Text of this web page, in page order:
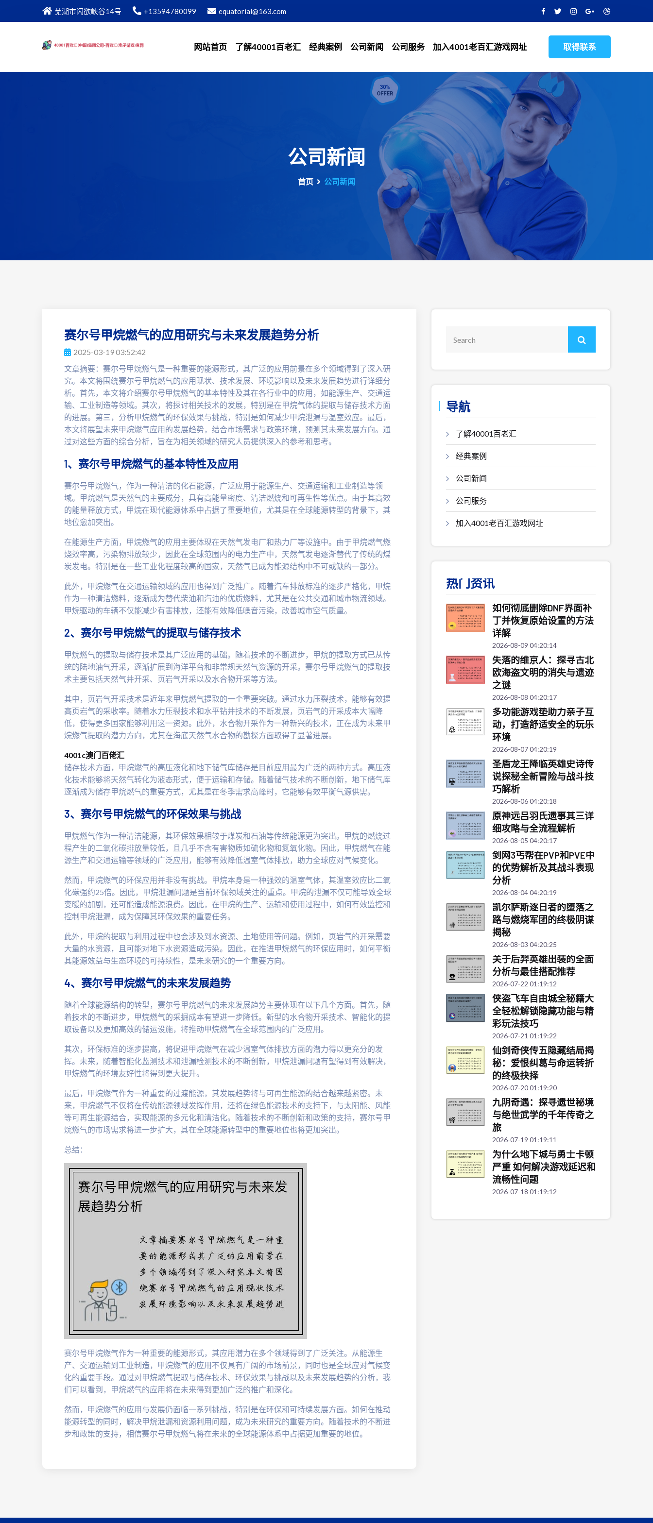
芜湖市闪欲峡谷14号 +13594780099 equatorial@163.com
网站首页 了解40001百老汇 经典案例 公司新闻 公司服务 加入4001老百汇游戏网址 取得联系
公司新闻
首页 公司新闻
赛尔号甲烷燃气的应用研究与未来发展趋势分析
2025-03-19 03:52:42
文章摘要：赛尔号甲烷燃气是一种重要的能源形式，其广泛的应用前景在多个领域得到了深入研
究。本文将围绕赛尔号甲烷燃气的应用现状、技术发展、环境影响以及未来发展趋势进行详细分
析。首先，本文将介绍赛尔号甲烷燃气的基本特性及其在各行业中的应用，如能源生产、交通运
输、工业制造等领域。其次，将探讨相关技术的发展，特别是在甲烷气体的提取与储存技术方面
的进展。第三，分析甲烷燃气的环保效果与挑战，特别是如何减少甲烷泄漏与温室效应。最后，
本文将展望未来甲烷燃气应用的发展趋势，结合市场需求与政策环境，预测其未来发展方向。通
过对这些方面的综合分析，旨在为相关领域的研究人员提供深入的参考和思考。
1、赛尔号甲烷燃气的基本特性及应用
赛尔号甲烷燃气，作为一种清洁的化石能源，广泛应用于能源生产、交通运输和工业制造等领
域。甲烷燃气是天然气的主要成分，具有高能量密度、清洁燃烧和可再生性等优点。由于其高效
的能量释放方式，甲烷在现代能源体系中占据了重要地位，尤其是在全球能源转型的背景下，其
地位愈加突出。
在能源生产方面，甲烷燃气的应用主要体现在天然气发电厂和热力厂等设施中。由于甲烷燃气燃
烧效率高，污染物排放较少，因此在全球范围内的电力生产中，天然气发电逐渐替代了传统的煤
炭发电。特别是在一些工业化程度较高的国家，天然气已成为能源结构中不可或缺的一部分。
此外，甲烷燃气在交通运输领域的应用也得到广泛推广。随着汽车排放标准的逐步严格化，甲烷
作为一种清洁燃料，逐渐成为替代柴油和汽油的优质燃料，尤其是在公共交通和城市物流领域。
甲烷驱动的车辆不仅能减少有害排放，还能有效降低噪音污染，改善城市空气质量。
2、赛尔号甲烷燃气的提取与储存技术
甲烷燃气的提取与储存技术是其广泛应用的基础。随着技术的不断进步，甲烷的提取方式已从传
统的陆地油气开采，逐渐扩展到海洋平台和非常规天然气资源的开采。赛尔号甲烷燃气的提取技
术主要包括天然气井开采、页岩气开采以及水合物开采等方法。
其中，页岩气开采技术是近年来甲烷燃气提取的一个重要突破。通过水力压裂技术，能够有效提
高页岩气的采收率。随着水力压裂技术和水平钻井技术的不断发展，页岩气的开采成本大幅降
低，使得更多国家能够利用这一资源。此外，水合物开采作为一种新兴的技术，正在成为未来甲
烷燃气提取的潜力方向，尤其在海底天然气水合物的勘探方面取得了显著进展。
4001c澳门百佬汇
储存技术方面，甲烷燃气的高压液化和地下储气库储存是目前应用最为广泛的两种方式。高压液
化技术能够将天然气转化为液态形式，便于运输和存储。随着储气技术的不断创新，地下储气库
逐渐成为储存甲烷燃气的重要方式，尤其是在冬季需求高峰时，它能够有效平衡气源供需。
3、赛尔号甲烷燃气的环保效果与挑战
甲烷燃气作为一种清洁能源，其环保效果相较于煤炭和石油等传统能源更为突出。甲烷的燃烧过
程产生的二氧化碳排放量较低，且几乎不含有害物质如硫化物和氮氧化物。因此，甲烷燃气在能
源生产和交通运输等领域的广泛应用，能够有效降低温室气体排放，助力全球应对气候变化。
然而，甲烷燃气的环保应用并非没有挑战。甲烷本身是一种强效的温室气体，其温室效应比二氧
化碳强约25倍。因此，甲烷泄漏问题是当前环保领域关注的重点。甲烷的泄漏不仅可能导致全球
变暖的加剧，还可能造成能源浪费。因此，在甲烷的生产、运输和使用过程中，如何有效监控和
控制甲烷泄漏，成为保障其环保效果的重要任务。
此外，甲烷的提取与利用过程中也会涉及到水资源、土地使用等问题。例如，页岩气的开采需要
大量的水资源，且可能对地下水资源造成污染。因此，在推进甲烷燃气的环保应用时，如何平衡
其能源效益与生态环境的可持续性，是未来研究的一个重要方向。
4、赛尔号甲烷燃气的未来发展趋势
随着全球能源结构的转型，赛尔号甲烷燃气的未来发展趋势主要体现在以下几个方面。首先，随
着技术的不断进步，甲烷燃气的采掘成本有望进一步降低。新型的水合物开采技术、智能化的提
取设备以及更加高效的储运设施，将推动甲烷燃气在全球范围内的广泛应用。
其次，环保标准的逐步提高，将促进甲烷燃气在减少温室气体排放方面的潜力得以更充分的发
挥。未来，随着智能化监测技术和泄漏检测技术的不断创新，甲烷泄漏问题有望得到有效解决，
甲烷燃气的环境友好性将得到更大提升。
最后，甲烷燃气作为一种重要的过渡能源，其发展趋势将与可再生能源的结合越来越紧密。未
来，甲烷燃气不仅将在传统能源领域发挥作用，还将在绿色能源技术的支持下，与太阳能、风能
等可再生能源结合，实现能源的多元化和清洁化。随着技术的不断创新和政策的支持，赛尔号甲
烷燃气的市场需求将进一步扩大，其在全球能源转型中的重要地位也将更加突出。
总结：
赛尔号甲烷燃气作为一种重要的能源形式，其应用潜力在多个领域得到了广泛关注。从能源生
产、交通运输到工业制造，甲烷燃气的应用不仅具有广阔的市场前景，同时也是全球应对气候变
化的重要手段。通过对甲烷燃气提取与储存技术、环保效果与挑战以及未来发展趋势的分析，我
们可以看到，甲烷燃气的应用将在未来得到更加广泛的推广和深化。
然而，甲烷燃气的应用与发展仍面临一系列挑战，特别是在环保和可持续发展方面。如何在推动
能源转型的同时，解决甲烷泄漏和资源利用问题，成为未来研究的重要方向。随着技术的不断进
步和政策的支持，相信赛尔号甲烷燃气将在未来的全球能源体系中占据更加重要的地位。
导航
了解40001百老汇
经典案例
公司新闻
公司服务
加入4001老百汇游戏网址
热门资讯
如何彻底删除DNF界面补
丁并恢复原始设置的方法
详解
2026-08-09 04:20:14
失落的维京人：探寻古北
欧海盗文明的消失与遗迹
之谜
2026-08-08 04:20:17
多功能游戏垫助力亲子互
动，打造舒适安全的玩乐
环境
2026-08-07 04:20:19
圣盾龙王降临英雄史诗传
说探秘全新冒险与战斗技
巧解析
2026-08-06 04:20:18
原神远吕羽氏遗事其三详
细攻略与全流程解析
2026-08-05 04:20:17
剑网3丐帮在PVP和PVE中
的优势解析及其战斗表现
分析
2026-08-04 04:20:19
凯尔萨斯逐日者的堕落之
路与燃烧军团的终极阴谋
揭秘
2026-08-03 04:20:25
关于后羿英雄出装的全面
分析与最佳搭配推荐
2026-07-22 01:19:12
侠盗飞车自由城全秘籍大
全轻松解锁隐藏功能与精
彩玩法技巧
2026-07-21 01:19:22
仙剑奇侠传五隐藏结局揭
秘：爱恨纠葛与命运转折
的终极抉择
2026-07-20 01:19:20
九阴奇遇：探寻遗世秘境
与绝世武学的千年传奇之
旅
2026-07-19 01:19:11
为什么地下城与勇士卡顿
严重 如何解决游戏延迟和
流畅性问题
2026-07-18 01:19:12